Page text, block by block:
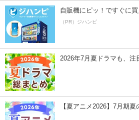
自販機にピッ！ですぐに買
（PR）ジハンピ
2026年7月夏ドラマも、注
【夏アニメ2026】7月期